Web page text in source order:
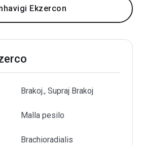
Ekzercon
Brakoj., Supraj Brakoj
Malla pesilo
Brachioradialis